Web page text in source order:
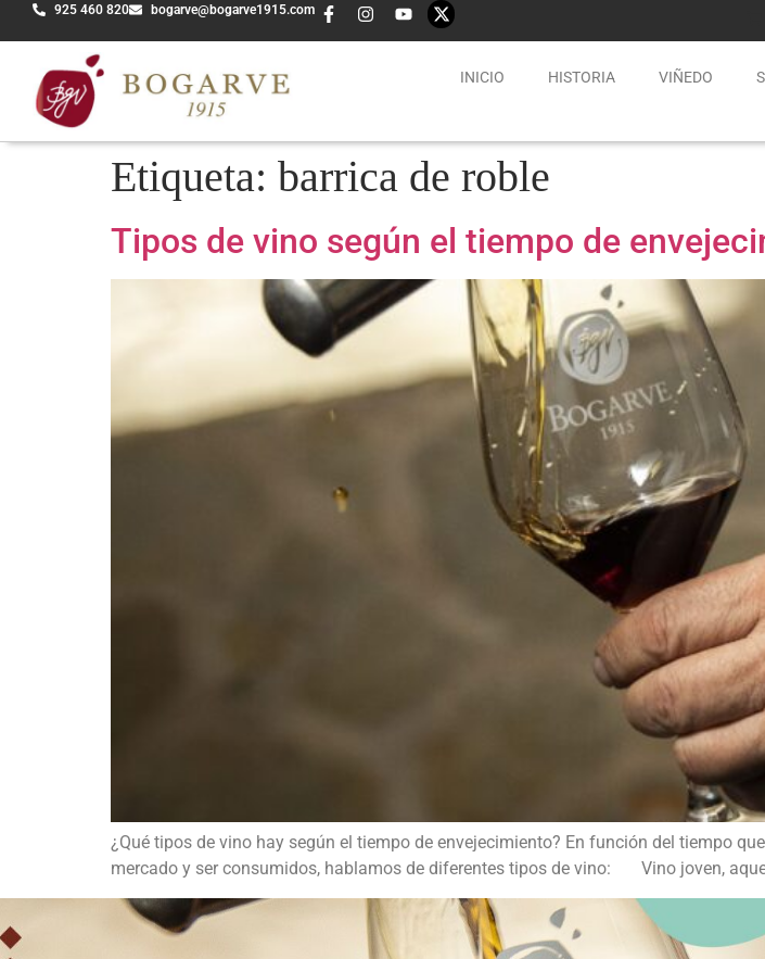
925 460 820 bogarve@bogarve1915.com
INICIO HISTORIA VIÑEDO
Etiqueta: barrica de roble
Tipos de vino según el tiempo de
¿Qué tipos de vino hay según el tiempo de envejecimiento? En función del tiempo
mercado y ser consumidos, hablamos de diferentes tipos de vino: Vino joven,